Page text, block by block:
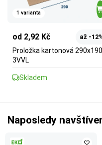
1 varianta
od 2,92 Kč až -
Proložka kartonová 290x190
3VVL
Skladem
Naposledy